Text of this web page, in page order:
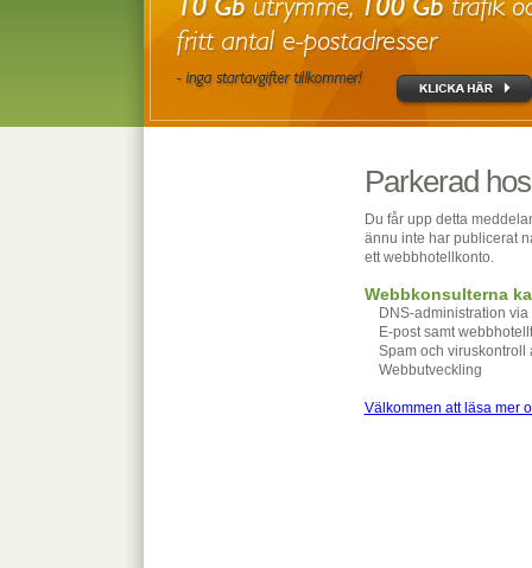
Parkerad
Du får upp detta
ännu inte har publicerat
ett webbhotellkonto.
Webbkonsulterna
DNS-administration
E-post samt
Spam och viruskontroll
Webbutveckling
Välkommen att läsa mer